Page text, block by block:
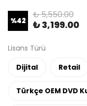
%42
₺ 5,550.00
₺ 3,199.00
Lisans Türü
Dijital
Retail
Türkçe OEM DVD